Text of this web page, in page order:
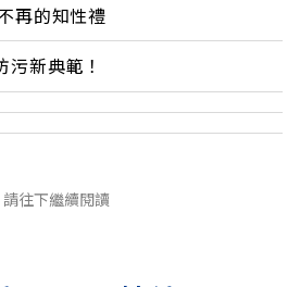
再的知性禮
新典範！
請往下繼續閱讀